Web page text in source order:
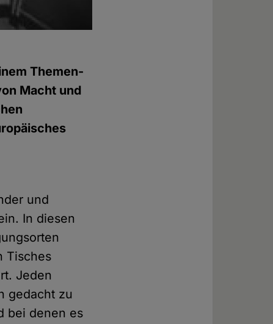
Themen-
Macht und
und
In diesen
Tisches
Jeden
gedacht zu
bei denen es